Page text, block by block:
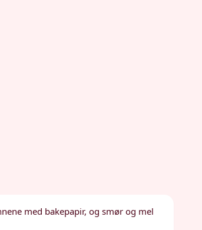
med bakepapir, og smør og mel